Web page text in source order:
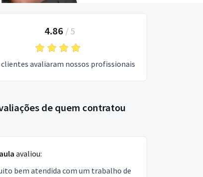
4.86 / 5
clientes avaliaram nossos profissionais
de quem contratou
avaliou:
bem atendida com um trabalho de